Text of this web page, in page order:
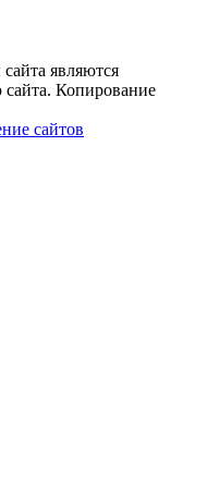
являются
сайта. Копирование
сайтов